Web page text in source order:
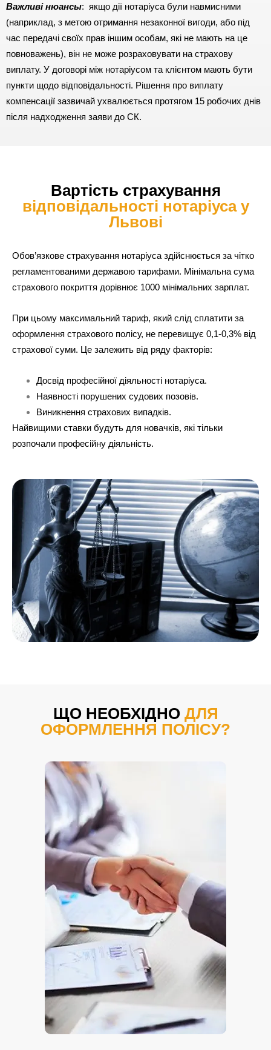
Важливі нюансы: якщо дії нотаріуса були навмисними
(наприклад, з метою отримання незаконної вигоди, або під
час передачі своїх прав іншим особам, які не мають на це
повноважень), він не може розраховувати на страхову
виплату. У договорі між нотаріусом та клієнтом мають бути
пункти щодо відповідальності. Рішення про виплату
компенсації зазвичай ухвалюється протягом 15 робочих днів
після надходження заяви до СК.
Вартість страхування
відповідальності нотаріуса у
Львові
Обов’язкове страхування нотаріуса здійснюється за чітко
регламентованими державою тарифами. Мінімальна сума
страхового покриття дорівнює 1000 мінімальних зарплат.
При цьому максимальний тариф, який слід сплатити за
оформлення страхового полісу, не перевищує 0,1-0,3% від
страхової суми. Це залежить від ряду факторів:
Досвід професійної діяльності нотаріуса.
Наявності порушених судових позовів.
Виникнення страхових випадків.
Найвищими ставки будуть для новачків, які тільки
розпочали професійну діяльність.
ЩО НЕОБХІДНО ДЛЯ
ОФОРМЛЕННЯ ПОЛІСУ?